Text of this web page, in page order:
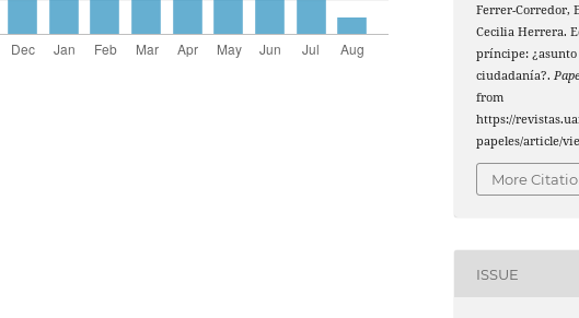
Ferrer-Corredor,
Cecilia Herrera.
príncipe: ¿asunto
ciudadanía?.
from
https://
papeles/article/
More
ISSUE